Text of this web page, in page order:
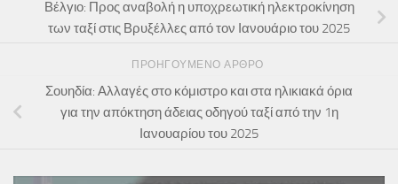
Βέλγιο: Προς αναβολή η υποχρεωτική ηλεκτροκίνηση
των ταξί στις Βρυξέλλες από τον Ιανουάριο του 2025
ΠΡΟΗΓΟΎΜΕΝΟ ΆΡΘΡΟ
Σουηδία: Αλλαγές στο κόμιστρο και στα ηλικιακά όρια
για την απόκτηση άδειας οδηγού ταξί από την 1η
Ιανουαρίου του 2025